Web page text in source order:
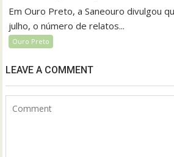
Em Ouro Preto, a Saneouro divulgou
julho, o número de relatos...
Ouro Preto
LEAVE A COMMENT